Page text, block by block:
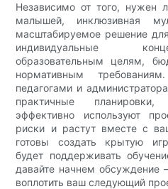
Независимо от того, нужен
малышей, инклюзивная
масштабируемое решение
индивидуальные
образовательным целям,
нормативным
педагогами и
практичные
эффективно используют
риски и растут вместе с
готовы создать крытую
будет поддерживать
давайте начнем
воплотить ваш следующий